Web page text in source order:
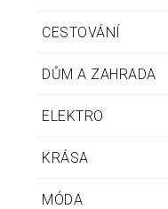
CESTOVÁNÍ
DŮM A ZAHRADA
ELEKTRO
KRÁSA
MÓDA